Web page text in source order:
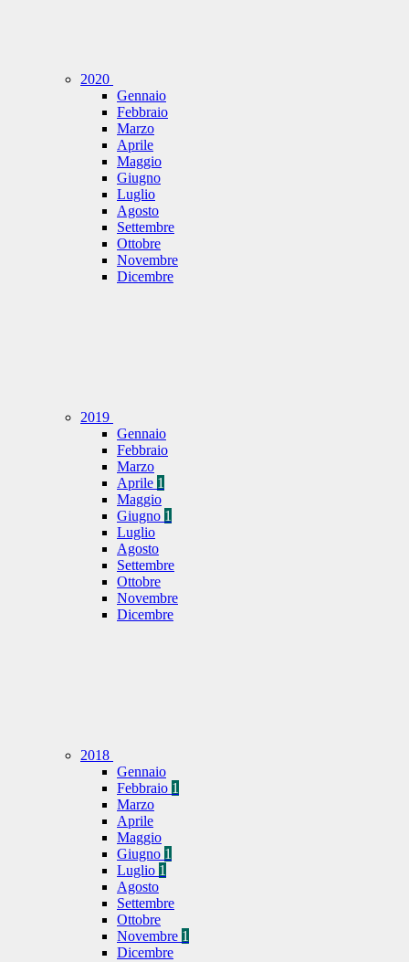
2020
Gennaio
Febbraio
Marzo
Aprile
Maggio
Giugno
Luglio
Agosto
Settembre
Ottobre
Novembre
Dicembre
2019
Gennaio
Febbraio
Marzo
Aprile 1
Maggio
Giugno 1
Luglio
Agosto
Settembre
Ottobre
Novembre
Dicembre
2018
Gennaio
Febbraio 1
Marzo
Aprile
Maggio
Giugno 1
Luglio 1
Agosto
Settembre
Ottobre
Novembre 1
Dicembre